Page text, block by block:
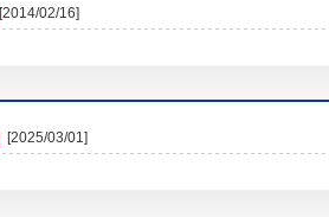
[2014/02/16]
[2025/03/01]